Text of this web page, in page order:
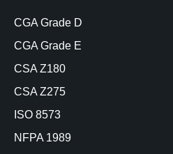
CGA Grade D
CGA Grade E
CSA Z180
CSA Z275
ISO 8573
NFPA 1989